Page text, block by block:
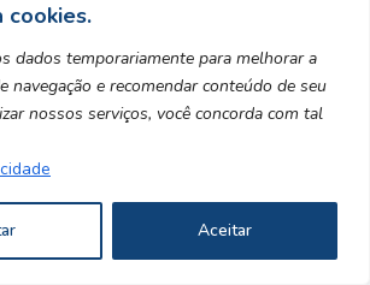
cookies.
dados temporariamente para melhorar a
navegação e recomendar conteúdo de seu
nossos serviços, você concorda com tal
Aceitar
em jogos e tecnologia! Aqui, você
online repleto de conteúdo
sobre os mundos dos jogos e